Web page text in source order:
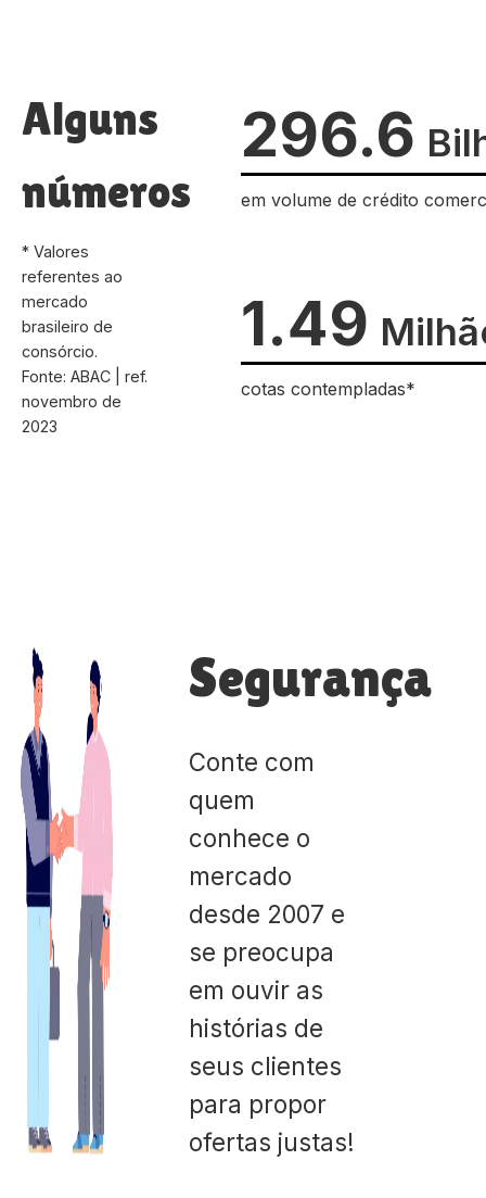
Alguns
números
* Valores
referentes ao
mercado
brasileiro de
consórcio.
Fonte: ABAC | ref.
novembro de
2023
296.6
em volume de crédito
1.49
cotas contempladas*
Segurança
Conte com
quem
conhece o
mercado
desde 2007 e
se preocupa
em ouvir as
histórias de
seus clientes
para propor
ofertas justas!